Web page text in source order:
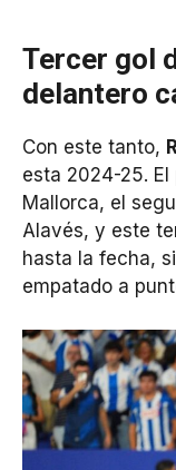
Tercer gol
delantero
Con este tanto,
esta 2024-25. El
Mallorca, el
Alavés, y este
hasta la fecha,
empatado a